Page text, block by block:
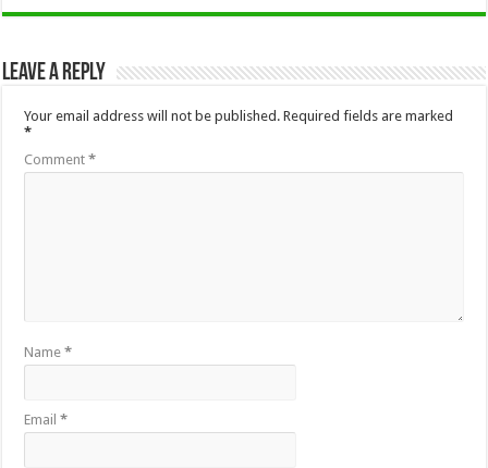
Leave a Reply
Your email address will not be published. Required fields are marked
*
Comment*
Name*
Email*